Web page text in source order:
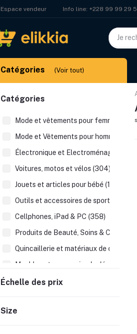
Espace vendeur Info line: +228 99 99 29
Catégories (Voir tout)
Catégories
Mode et vêtements pour femmes
Mode et Vêtements pour hommes (223)
Électronique et Electroménager (392)
Voitures, motos et vélos (304)
Jouets et articles pour bébé (123)
Outils et accessoires de sport (48)
Cellphones, iPad & PC (358)
Produits de Beauté, Soins & Cheveux
Quincaillerie et matériaux de
Meubles et accessoirs de décoration
Alimentation générale (99)
Librairie & Fournitures scolaires (35)
Échelle des prix
Size